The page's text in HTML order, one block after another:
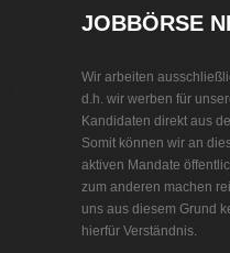
JOBBÖRSE
Wir arbeiten
d.h. wir werben für
Kandidaten direkt aus
Somit können wir an
aktiven Mandate
zum anderen machen
uns aus diesem Grund
hierfür Verständnis.